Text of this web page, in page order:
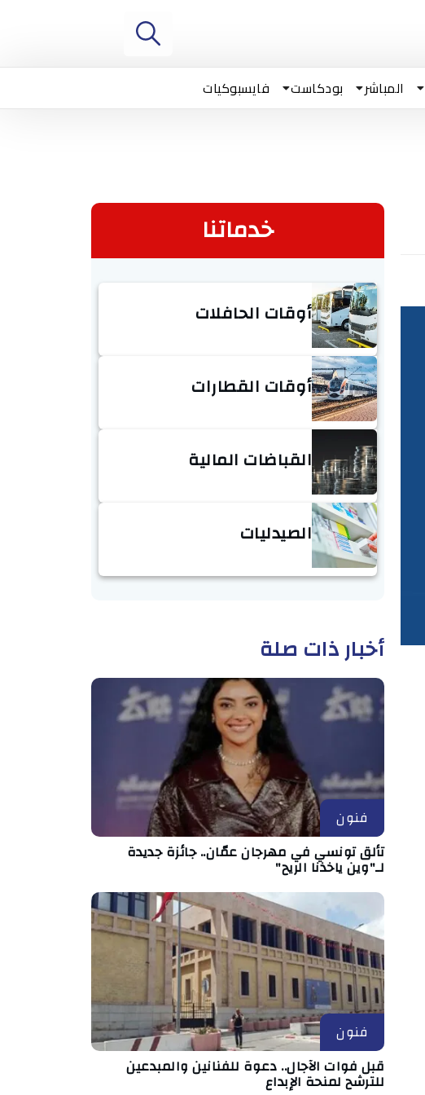
المباشر بودكاست فايسبوكيات
خدماتنا
أوقات الحافلات
أوقات القطارات
القباضات المالية
الصيدليات
أخبار ذات صلة
فنون
تألق تونسي في مهرجان عمّان.. جائزة جديدة
لـ"وين ياخذنا الريح"
فنون
قبل فوات الآجال.. دعوة للفنانين والمبدعين
للترشح لمنحة الإبداع